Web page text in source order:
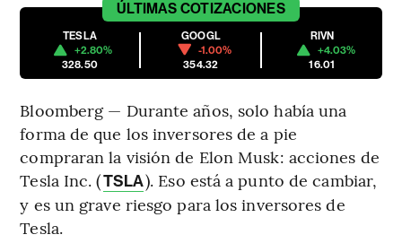
ÚLTIMAS COTIZACIONES
TESLA
+2.80%
328.50
GOOGL
-1.00%
354.32
RIVN
+4.03%
16.01
Bloomberg — Durante años, solo había una
forma de que los inversores de a pie
compraran la visión de Elon Musk: acciones de
Tesla Inc. (TSLA). Eso está a punto de cambiar,
y es un grave riesgo para los inversores de
Tesla.